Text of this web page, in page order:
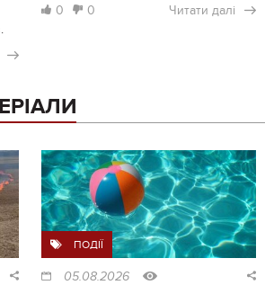
0 0 Читати далі
ПОДІЇ
05.08.2026